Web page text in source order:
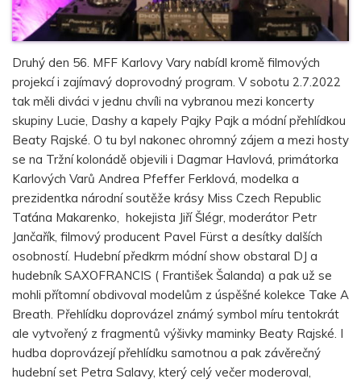
Druhý den 56. MFF Karlovy Vary nabídl kromě filmových
projekcí i zajímavý doprovodný program. V sobotu 2.7.2022
tak měli diváci v jednu chvíli na vybranou mezi koncerty
skupiny Lucie, Dashy a kapely Pajky Pajk a módní přehlídkou
Beaty Rajské. O tu byl nakonec ohromný zájem a mezi hosty
se na Tržní kolonádě objevili i Dagmar Havlová, primátorka
Karlových Varů Andrea Pfeffer Ferklová, modelka a
prezidentka národní soutěže krásy Miss Czech Republic
Taťána Makarenko, hokejista Jiří Šlégr, moderátor Petr
Jančařík, filmový producent Pavel Fürst a desítky dalších
osobností. Hudební předkrm módní show obstaral DJ a
hudebník SAXOFRANCIS ( František Šalanda) a pak už se
mohli přítomní obdivoval modelům z úspěšné kolekce Take A
Breath. Přehlídku doprovázel známý symbol míru tentokrát
ale vytvořený z fragmentů výšivky maminky Beaty Rajské. I
hudba doprovázejí přehlídku samotnou a pak závěrečný
hudební set Petra Salavy, který celý večer moderoval,